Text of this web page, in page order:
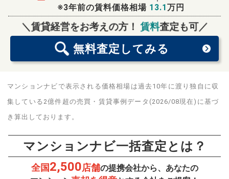
※3年前の賃料価格相場 13.1万円
＼賃貸経営をお考えの方！賃料査定も可／
無料査定 してみる
無料査定スタート！
マンションナビで表示される価格相場は過去10年に渡り独自に収
集している2億件超の売買・賃貸事例データ(2026/08現在)に基づ
き算出しております。
マンションナビ一括査定とは？
全国2,500店舗の提携会社から、あなたの